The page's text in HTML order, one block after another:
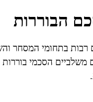
הבוררות
בתחומי המסחר
משלביים הסכמי